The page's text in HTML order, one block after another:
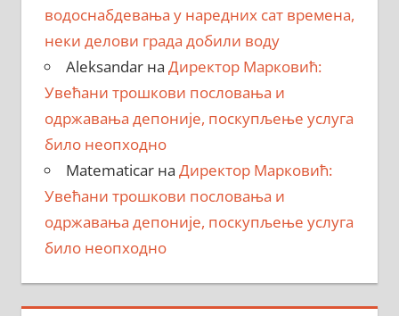
водоснабдевања у наредних сат времена,
неки делови града добили воду
Aleksandarна Директор Марковић:
Увећани трошкови пословања и
одржавања депоније, поскупљење услуга
било неопходно
Matematicarна Директор Марковић:
Увећани трошкови пословања и
одржавања депоније, поскупљење услуга
било неопходно